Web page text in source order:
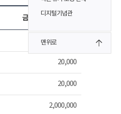
디지털기념관
맨위로
금액
20,000
20,000
2,000,000